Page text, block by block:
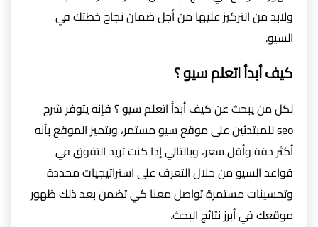
ولابد من التركيز عليها من أجل ضمان نجاح خطتك في
السيو.
كيف أبدأ اتعلم سيو ؟
لكل من يبحث عن كيف أبدأ اتعلم سيو ؟ فإنه يتوفر شرح
seo للمبتدئين على موقع سيو مستمر، ويتميز الموقع بأنه
أكثر دقة وأقل سعر، وبالتالي إذا كنت تريد التفوق في
قواعد السيو من خلال التعرف على استراتيجيات محددة
وتحسينات مستمرة تواصل معنا كي تضمن بعد ذلك ظهور
موقعك في أبرز نتائج البحث.